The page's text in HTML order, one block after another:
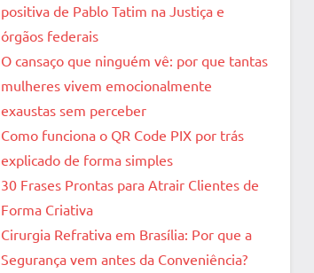
positiva de Pablo Tatim na Justiça e
órgãos federais
O cansaço que ninguém vê: por que tantas
mulheres vivem emocionalmente
exaustas sem perceber
Como funciona o QR Code PIX por trás
explicado de forma simples
30 Frases Prontas para Atrair Clientes de
Forma Criativa
Cirurgia Refrativa em Brasília: Por que a
Segurança vem antes da Conveniência?